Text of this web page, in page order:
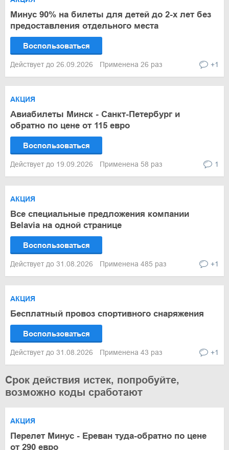
Минус 90% на билеты для детей до 2-х лет без
предоставления отдельного места
Воспользоваться
Действует до 26.09.2026 Применена 26 раз +1
АКЦИЯ
Авиабилеты Минск - Санкт-Петербург и
обратно по цене от 115 евро
Воспользоваться
Действует до 19.09.2026 Применена 58 раз 1
АКЦИЯ
Все специальные предложения компании
Belavia на одной странице
Воспользоваться
Действует до 31.08.2026 Применена 485 раз +1
АКЦИЯ
Бесплатный провоз спортивного снаряжения
Воспользоваться
Действует до 31.08.2026 Применена 43 раз +1
Срок действия истек, попробуйте,
возможно коды сработают
АКЦИЯ
Перелет Минус - Ереван туда-обратно по цене
от 290 евро